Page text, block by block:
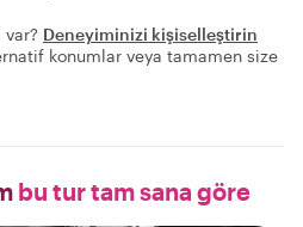
Deneyiminizi kişiselleştirin
konumlar veya tamamen size
bu tur tam sana göre